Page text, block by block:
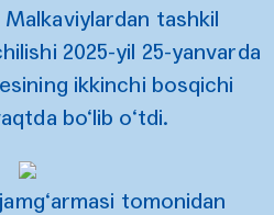
tashkil
2025-yil 25-yanvarda
ikkinchi bosqichi
bo‘lib o‘tdi.
tomonidan